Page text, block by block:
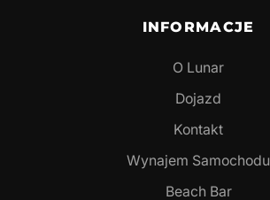
INFORMACJE
O Lunar
Dojazd
Kontakt
Wynajem Samochodu
Beach Bar